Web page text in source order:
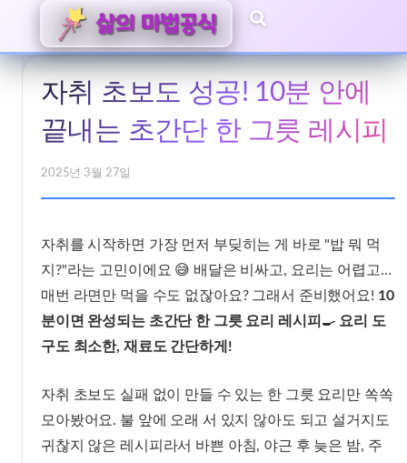
자취 초보도 성공! 10분 안에
끝내는 초간단 한 그릇 레시피
2025년 3월 27일
자취를 시작하면 가장 먼저 부딪히는 게 바로 "밥 뭐 먹
지?"라는 고민이에요 😅 배달은 비싸고, 요리는 어렵고…
매번 라면만 먹을 수도 없잖아요? 그래서 준비했어요! 10
분이면 완성되는 초간단 한 그릇 요리 레시피 🍳 요리 도
구도 최소한, 재료도 간단하게!
자취 초보도 실패 없이 만들 수 있는 한 그릇 요리만 쏙쏙
모아봤어요. 불 앞에 오래 서 있지 않아도 되고 설거지도
귀찮지 않은 레시피라서 바쁜 아침, 야근 후 늦은 밤, 주